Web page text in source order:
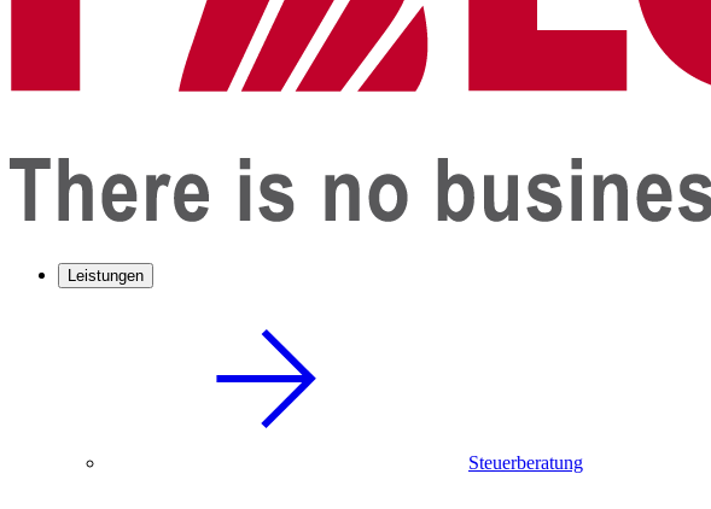
Leistungen
Steuerberatung